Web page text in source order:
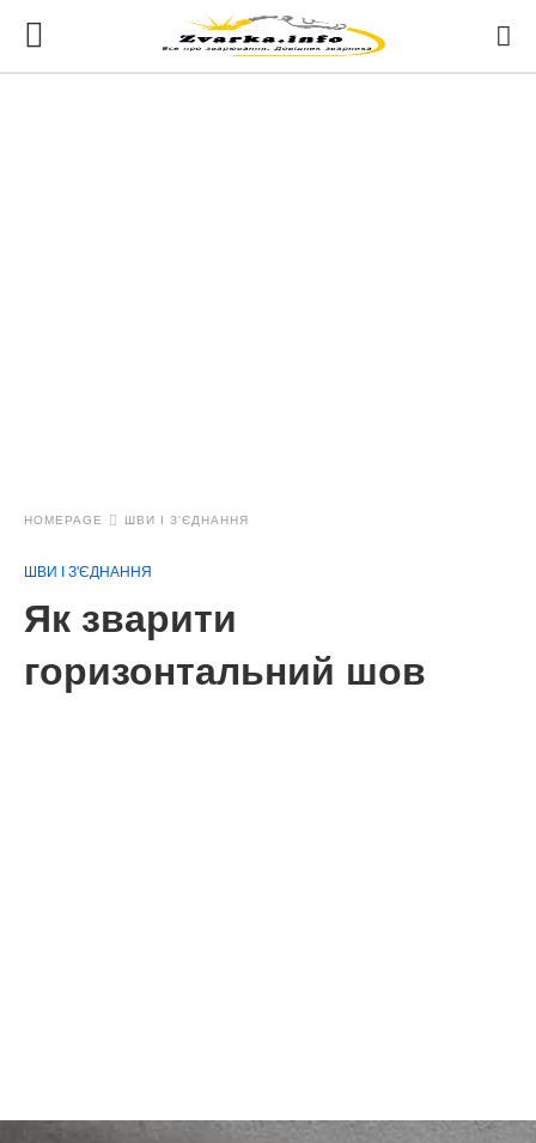
HOMEPAGE ШВИ І З'ЄДНАННЯ
ШВИ І З'ЄДНАННЯ
Як зварити
горизонтальний шов